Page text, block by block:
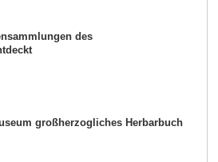
des
großherzogliches Herbarbuch